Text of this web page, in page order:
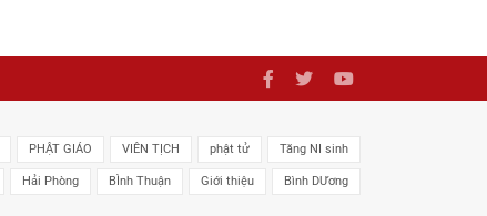
PHẬT GIÁO VIÊN TỊCH phật tử Tăng NI sinh
Hải Phòng BÌnh Thuận Giới thiệu Bình DƯơng